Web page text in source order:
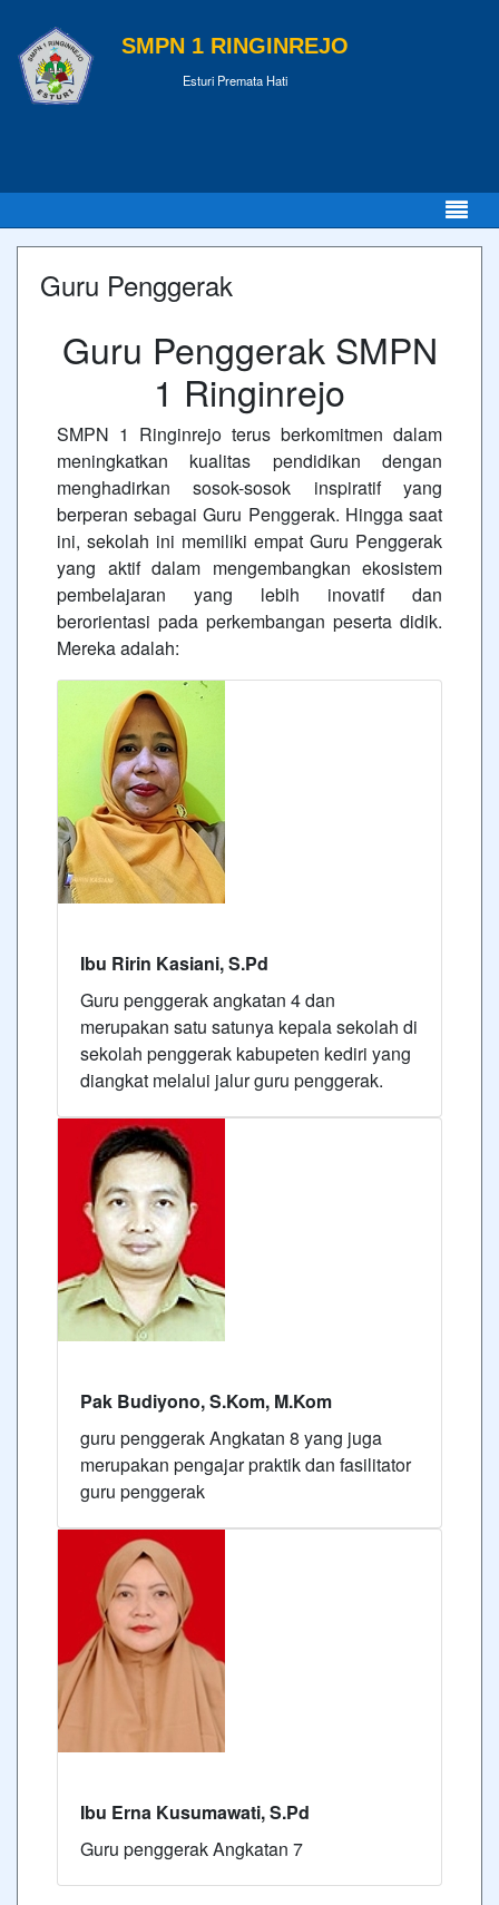
SMPN 1 RINGINREJO
Esturi Premata Hati
Guru Penggerak
Guru Penggerak SMPN
1 Ringinrejo
SMPN 1 Ringinrejo terus berkomitmen dalam
meningkatkan kualitas pendidikan dengan
menghadirkan sosok-sosok inspiratif yang
berperan sebagai Guru Penggerak. Hingga saat
ini, sekolah ini memiliki empat Guru Penggerak
yang aktif dalam mengembangkan ekosistem
pembelajaran yang lebih inovatif dan
berorientasi pada perkembangan peserta didik.
Mereka adalah:
Ibu Ririn Kasiani, S.Pd
Guru penggerak angkatan 4 dan
merupakan satu satunya kepala sekolah di
sekolah penggerak kabupeten kediri yang
diangkat melalui jalur guru penggerak.
Pak Budiyono, S.Kom, M.Kom
guru penggerak Angkatan 8 yang juga
merupakan pengajar praktik dan fasilitator
guru penggerak
Ibu Erna Kusumawati, S.Pd
Guru penggerak Angkatan 7